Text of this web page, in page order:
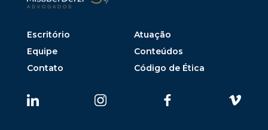
Escritório
Atuação
Equipe
Conteúdos
Contato
Código de Ética